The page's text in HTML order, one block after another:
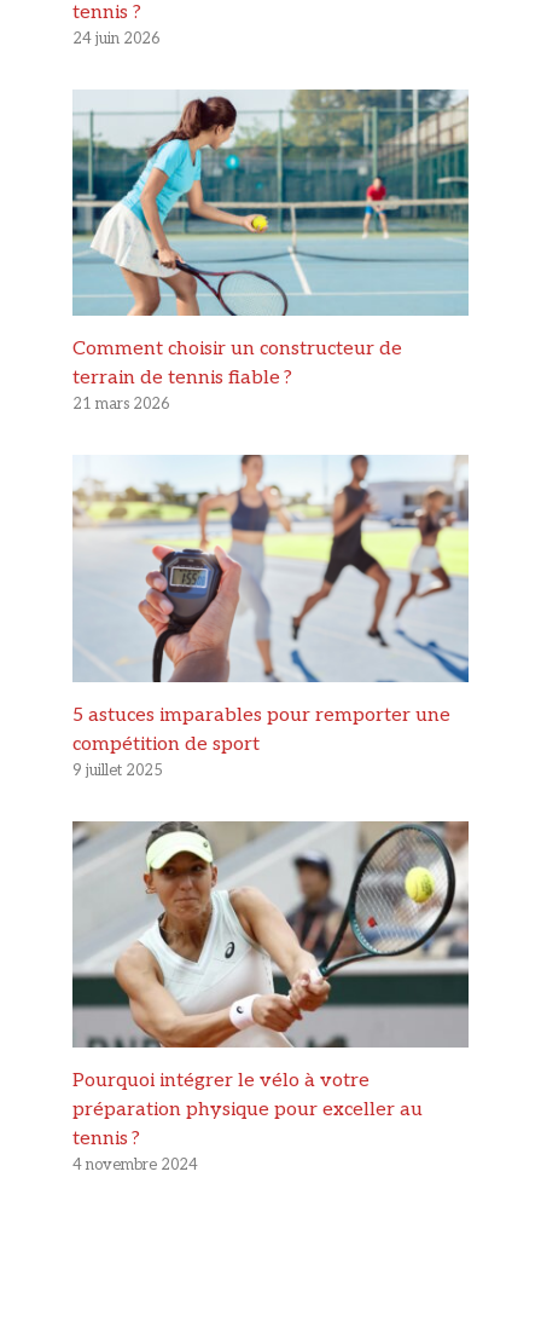
tennis ?
24 juin 2026
Comment choisir un constructeur de
terrain de tennis fiable ?
21 mars 2026
5 astuces imparables pour remporter une
compétition de sport
9 juillet 2025
Pourquoi intégrer le vélo à votre
préparation physique pour exceller au
tennis ?
4 novembre 2024